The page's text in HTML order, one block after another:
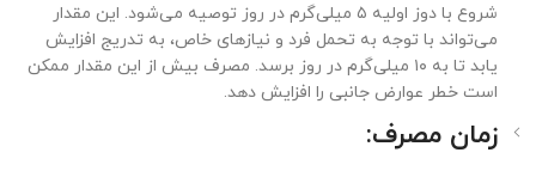
شروع با دوز اولیه ۵ میلی‌گرم در روز توصیه می‌شود. این مقدار
می‌تواند با توجه به تحمل فرد و نیازهای خاص، به تدریج افزایش
یابد تا به ۱۰ میلی‌گرم در روز برسد. مصرف بیش از این مقدار ممکن
است خطر عوارض جانبی را افزایش دهد.
زمان مصرف: